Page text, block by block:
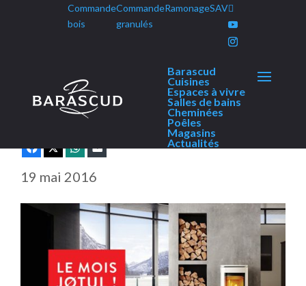
Panneau de gestion des cookies
Commande
bois
Commande
granulés
RamonageSAV
Barascud
Cuisines
Espaces à vivre
Salles de bains
Cheminées
Poêles
Magasins
Actualités
Le mois Jøtul avec Barascud
Facebook
X WhatsApp
E-mail
19 mai 2016